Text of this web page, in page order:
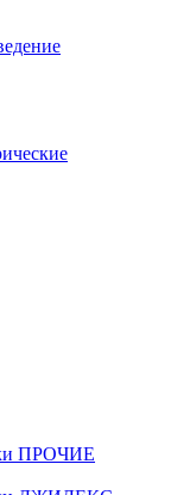
ПРОЧИЕ